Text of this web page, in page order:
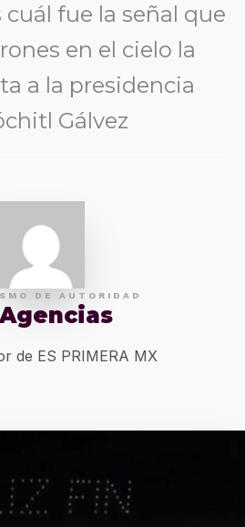
fue la señal que
en el cielo la
a la presidencia
Gálvez
DE AUTORIDAD
Agencias
de ES PRIMERA MX